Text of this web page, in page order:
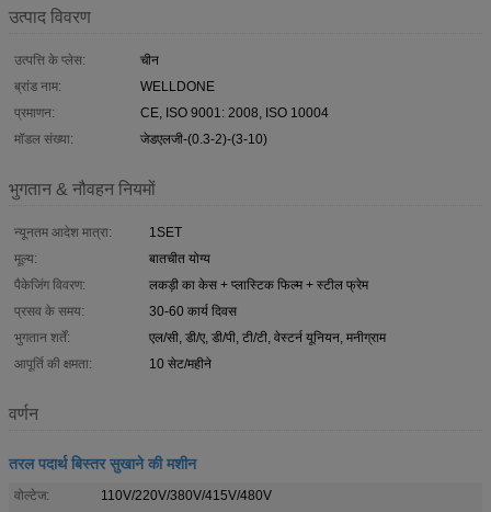
उत्पाद विवरण
उत्पत्ति के प्लेस:
चीन
ब्रांड नाम:
WELLDONE
प्रमाणन:
CE, ISO 9001: 2008, ISO 10004
मॉडल संख्या:
जेडएलजी-(0.3-2)-(3-10)
भुगतान & नौवहन नियमों
न्यूनतम आदेश मात्रा:
1SET
मूल्य:
बातचीत योग्य
पैकेजिंग विवरण:
लकड़ी का केस + प्लास्टिक फिल्म + स्टील फ्रेम
प्रसव के समय:
30-60 कार्य दिवस
भुगतान शर्तें:
एल/सी, डी/ए, डी/पी, टी/टी, वेस्टर्न यूनियन, मनीग्राम
आपूर्ति की क्षमता:
10 सेट/महीने
वर्णन
तरल पदार्थ बिस्तर सुखाने की मशीन
वोल्टेज:
110V/220V/380V/415V/480V